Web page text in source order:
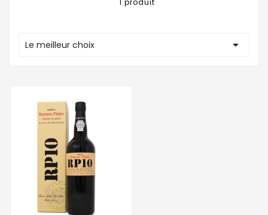
1 produit
Le meilleur choix 